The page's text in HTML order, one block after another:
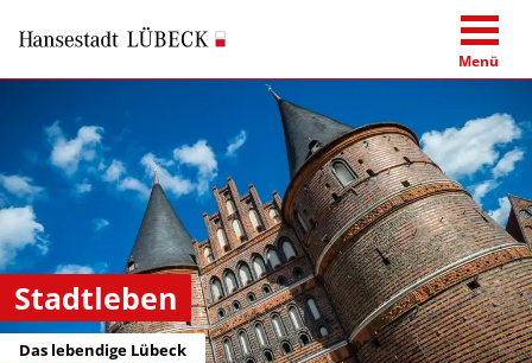
Menü
Stadtleben
Das lebendige Lübeck